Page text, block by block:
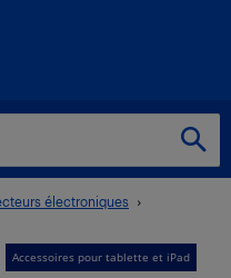
électroniques
Accessoires pour tablette et iPad